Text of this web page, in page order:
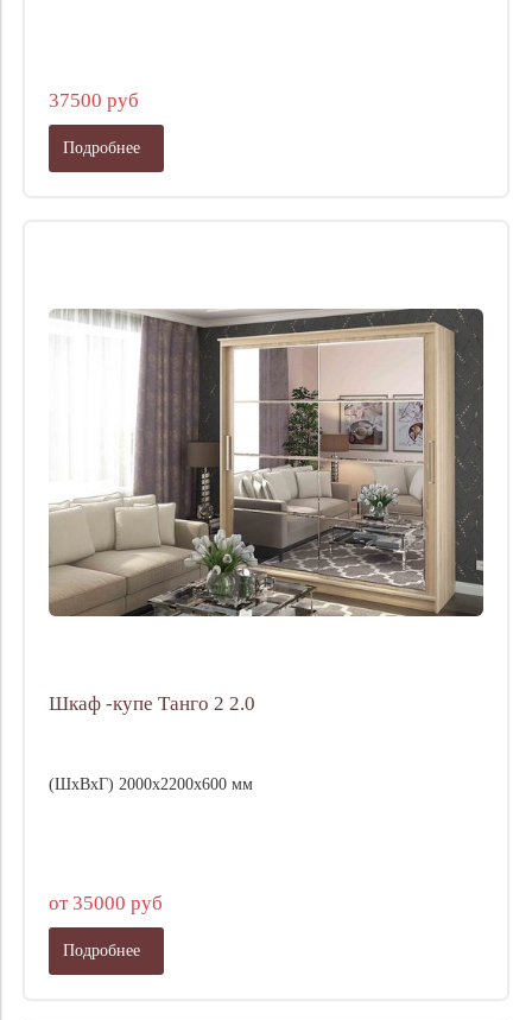
37500 руб
Подробнее
Шкаф -купе Танго 2 2.0
(ШхВхГ) 2000х2200х600 мм
от 35000 руб
Подробнее